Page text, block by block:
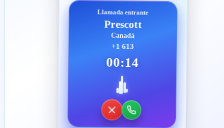
Llamada entrante
Prescott
Canadá
+1 613
00:14